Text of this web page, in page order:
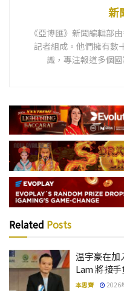
新
《亞博匯》新聞編輯部
記者組成。他們擁有數
識，專注報道多個
Related Posts
温宇豪在加
Lam 將接
本思齊 2026